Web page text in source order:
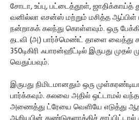
சோடா, உப்பு, பட்டைத்தூள்,
வனில்லா எசன்ஸ் மற்றும் மசித்த ஆப்பிள்
நன்றாகக் கலந்து கொள்ளவும். ஒரு
தடவி (அ) பார்ச்மெண்ட் தாளை வைத்து
350டிகிரி ஃபாரன்ஹீட்டில் இருபது முதல்
வெதுப்பவும்.
இருபது நிமிடமானதும் ஒரு
பார்க்கவும். கலவை அதில் ஒட்டாமல்
அணைத்து ட்ரேயை வெளியே எடுத்து